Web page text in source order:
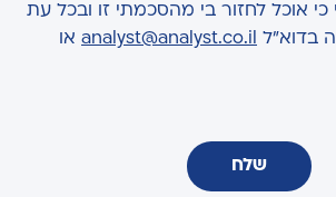
כי אוכל לחזור בי מהסכמתי זו ובכל עת
בדוא"ל analyst@analyst.co.il או
שלח